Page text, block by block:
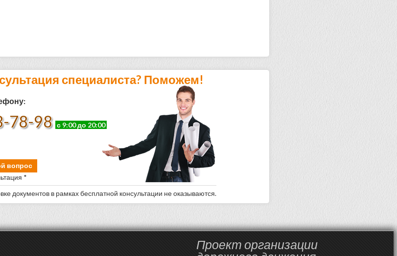
специалиста? Поможем!
78-98 с 9:00 до 20:00
вопрос
*
документов в рамках бесплатной консультации не оказываются.
Проект организации